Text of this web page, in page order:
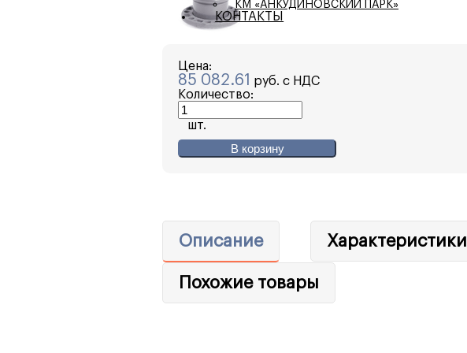
КМ «АНКУДИНОВСКИЙ ПАРК»
КОНТАКТЫ
Цена:
85 082.61 руб. с НДС
Количество:
шт.
В корзину
Описание Характеристики
Похожие товары